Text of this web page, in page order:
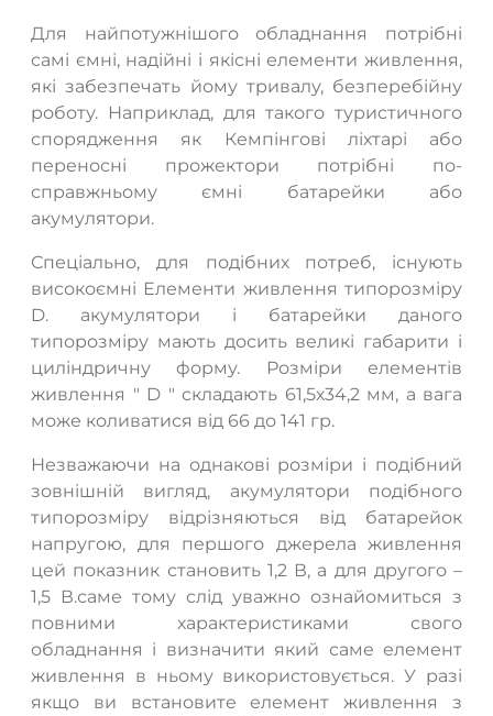
Для найпотужнішого обладнання потрібні
самі ємні, надійні і якісні елементи живлення,
які забезпечать йому тривалу, безперебійну
роботу. Наприклад, для такого туристичного
спорядження як Кемпінгові ліхтарі або
переносні прожектори потрібні по-
справжньому ємні батарейки або
акумулятори.
Спеціально, для подібних потреб, існують
високоємні Елементи живлення типорозміру
D. акумулятори і батарейки даного
типорозміру мають досить великі габарити і
циліндричну форму. Розміри елементів
живлення " D " складають 61,5х34,2 мм, а вага
може коливатися від 66 до 141 гр.
Незважаючи на однакові розміри і подібний
зовнішній вигляд, акумулятори подібного
типорозміру відрізняються від батарейок
напругою, для першого джерела живлення
цей показник становить 1,2 В, а для другого –
1,5 В.саме тому слід уважно ознайомиться з
повними характеристиками свого
обладнання і визначити який саме елемент
живлення в ньому використовується. У разі
якщо ви встановите елемент живлення з